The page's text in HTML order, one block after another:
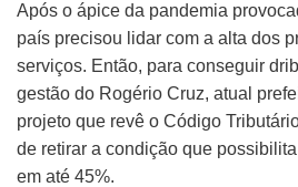
Após o ápice da pandemia
país precisou lidar com a alta dos
serviços. Então, para conseguir
gestão do Rogério Cruz, atual
projeto que revê o Código
de retirar a condição que
em até 45%.